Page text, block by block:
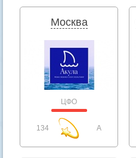
Москва
ЦФО
134 A